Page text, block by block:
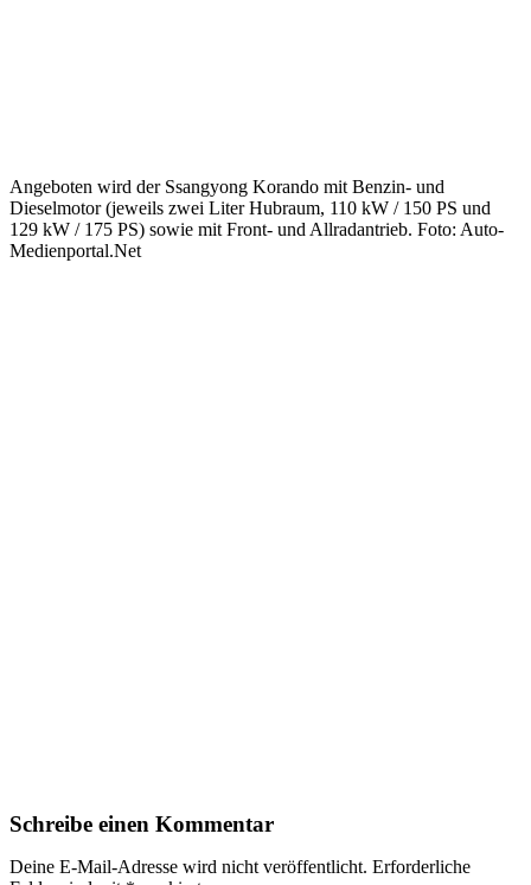
Angeboten wird der Ssangyong Korando mit Benzin- und
Dieselmotor (jeweils zwei Liter Hubraum, 110 kW / 150 PS und
129 kW / 175 PS) sowie mit Front- und Allradantrieb. Foto: Auto-
Medienportal.Net
Schreibe einen Kommentar
Deine E-Mail-Adresse wird nicht veröffentlicht. Erforderliche